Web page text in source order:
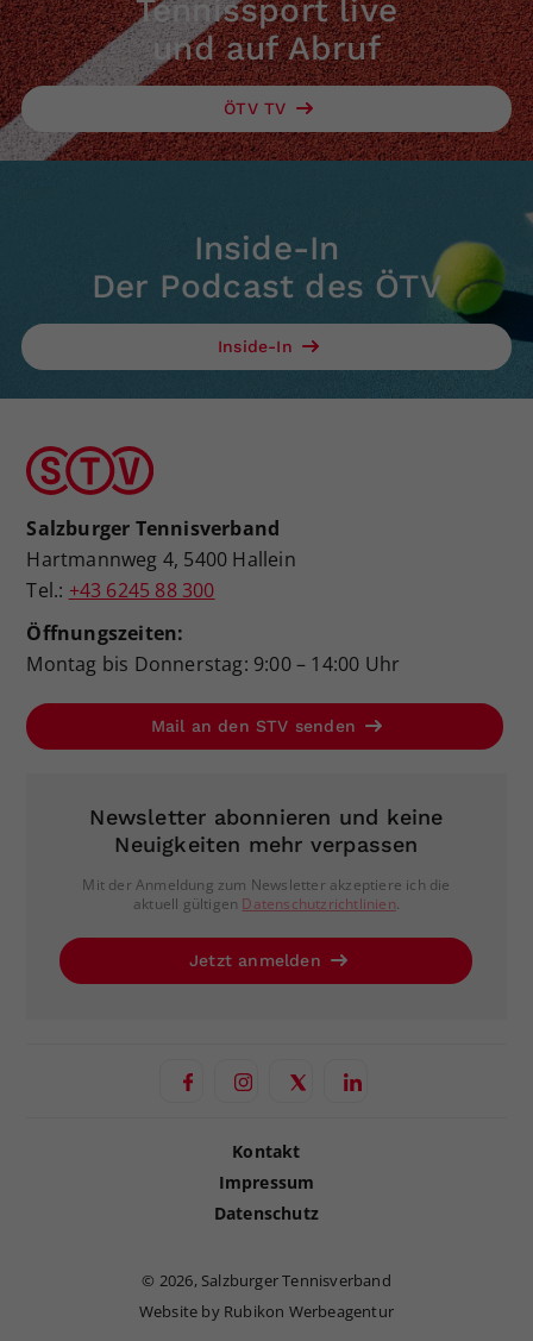
Tennissport live
und auf Abruf
ÖTV TV
Inside-In
Der Podcast des ÖTV
Inside-In
Salzburger Tennisverband
Hartmannweg 4, 5400 Hallein
Tel.: +43 6245 88 300
Öffnungszeiten:
Montag bis Donnerstag: 9:00 – 14:00 Uhr
Mail an den STV senden
Newsletter abonnieren und keine
Neuigkeiten mehr verpassen
Mit der Anmeldung zum Newsletter akzeptiere ich die
aktuell gültigen Datenschutzrichtlinien.
Jetzt anmelden
Kontakt
Impressum
Datenschutz
© 2026, Salzburger Tennisverband
Website by Rubikon Werbeagentur